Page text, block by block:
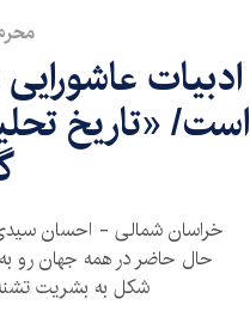
ادبیات
است/ «تاریخ
خراسان شمالی - احسان
حال حاضر در همه جهان رو
شکل به بشریت